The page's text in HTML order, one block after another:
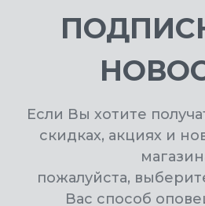
Если Вы хотите
скидках, акциях и
пожалуйста,
Вас способ